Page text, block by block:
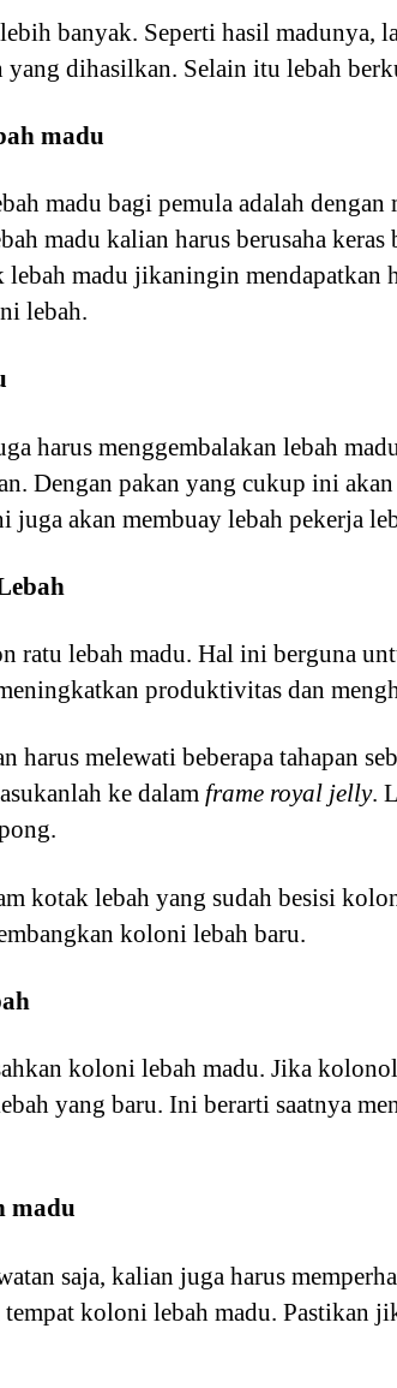
banyak. Seperti hasil madunya,
yang dihasilkan. Selain itu lebah
madu
madu bagi pemula adalah
madu kalian harus berusaha
lebah madu jikaningin mendapatkan
lebah.
harus menggembalakan lebah
Dengan pakan yang cukup ini
akan membuay lebah pekerja
ratu lebah madu. Hal ini berguna
produktivitas dan
harus melewati beberapa tahapan
ke dalam frame royal jelly.
kotak lebah yang sudah besisi
koloni lebah baru.
koloni lebah madu. Jika
yang baru. Ini berarti saatnya
madu
saja, kalian juga harus
koloni lebah madu. Pastikan